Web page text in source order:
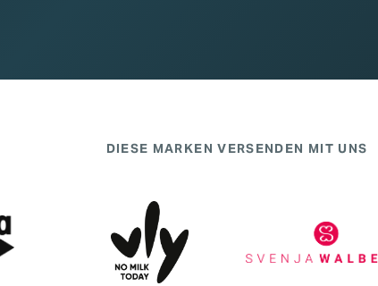
DIESE MARKEN VERSENDEN MIT UNS